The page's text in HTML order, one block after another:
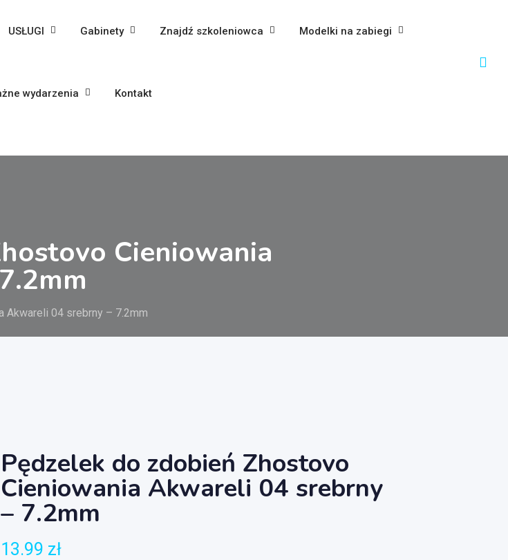
USŁUGI Gabinety Znajdź szkoleniowca Modelki na zabiegi
wydarzenia Kontakt
Cieniowania
Akwareli 04 srebrny – 7.2mm
Pędzelek do zdobień Zhostovo
Cieniowania Akwareli 04 srebrny
– 7.2mm
13.99 zł